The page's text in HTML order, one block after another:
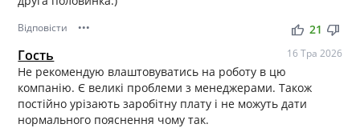
Відповісти ••• thumb_up thumb_down
21
Гость 16 Тра 2026
Не рекомендую влаштовуватись на роботу в цю
компанію. Є великі проблеми з менеджерами. Також
постійно урізають заробітну плату і не можуть дати
нормального пояснення чому так.